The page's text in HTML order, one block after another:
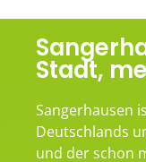
Stadt,
Sangerhausen
Deutschlands
und der schon